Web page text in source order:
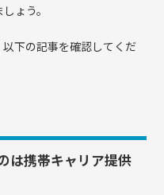
ょう。
下の記事を確認してくだ
は携帯キャリア提供